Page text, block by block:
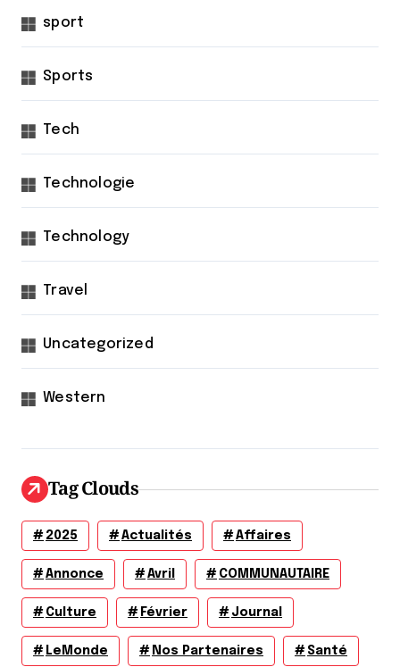
sport
Sports
Tech
Technologie
Technology
Travel
Uncategorized
Western
Tag Clouds
2025 Actualités Affaires
Annonce Avril COMMUNAUTAIRE
Culture Février Journal
LeMonde Nos Partenaires Santé